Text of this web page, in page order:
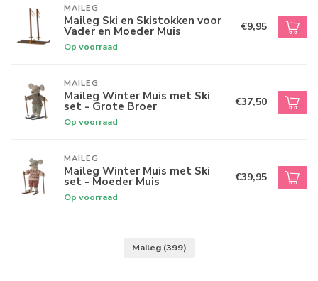
MAILEG
Maileg Ski en Skistokken voor
Vader en Moeder Muis
Op voorraad
€9,95
MAILEG
Maileg Winter Muis met Ski
set - Grote Broer
Op voorraad
€37,50
MAILEG
Maileg Winter Muis met Ski
set - Moeder Muis
Op voorraad
€39,95
Maileg (399)